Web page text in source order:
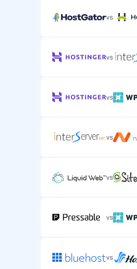
vs
vs
vs
vs
vs
vs
vs